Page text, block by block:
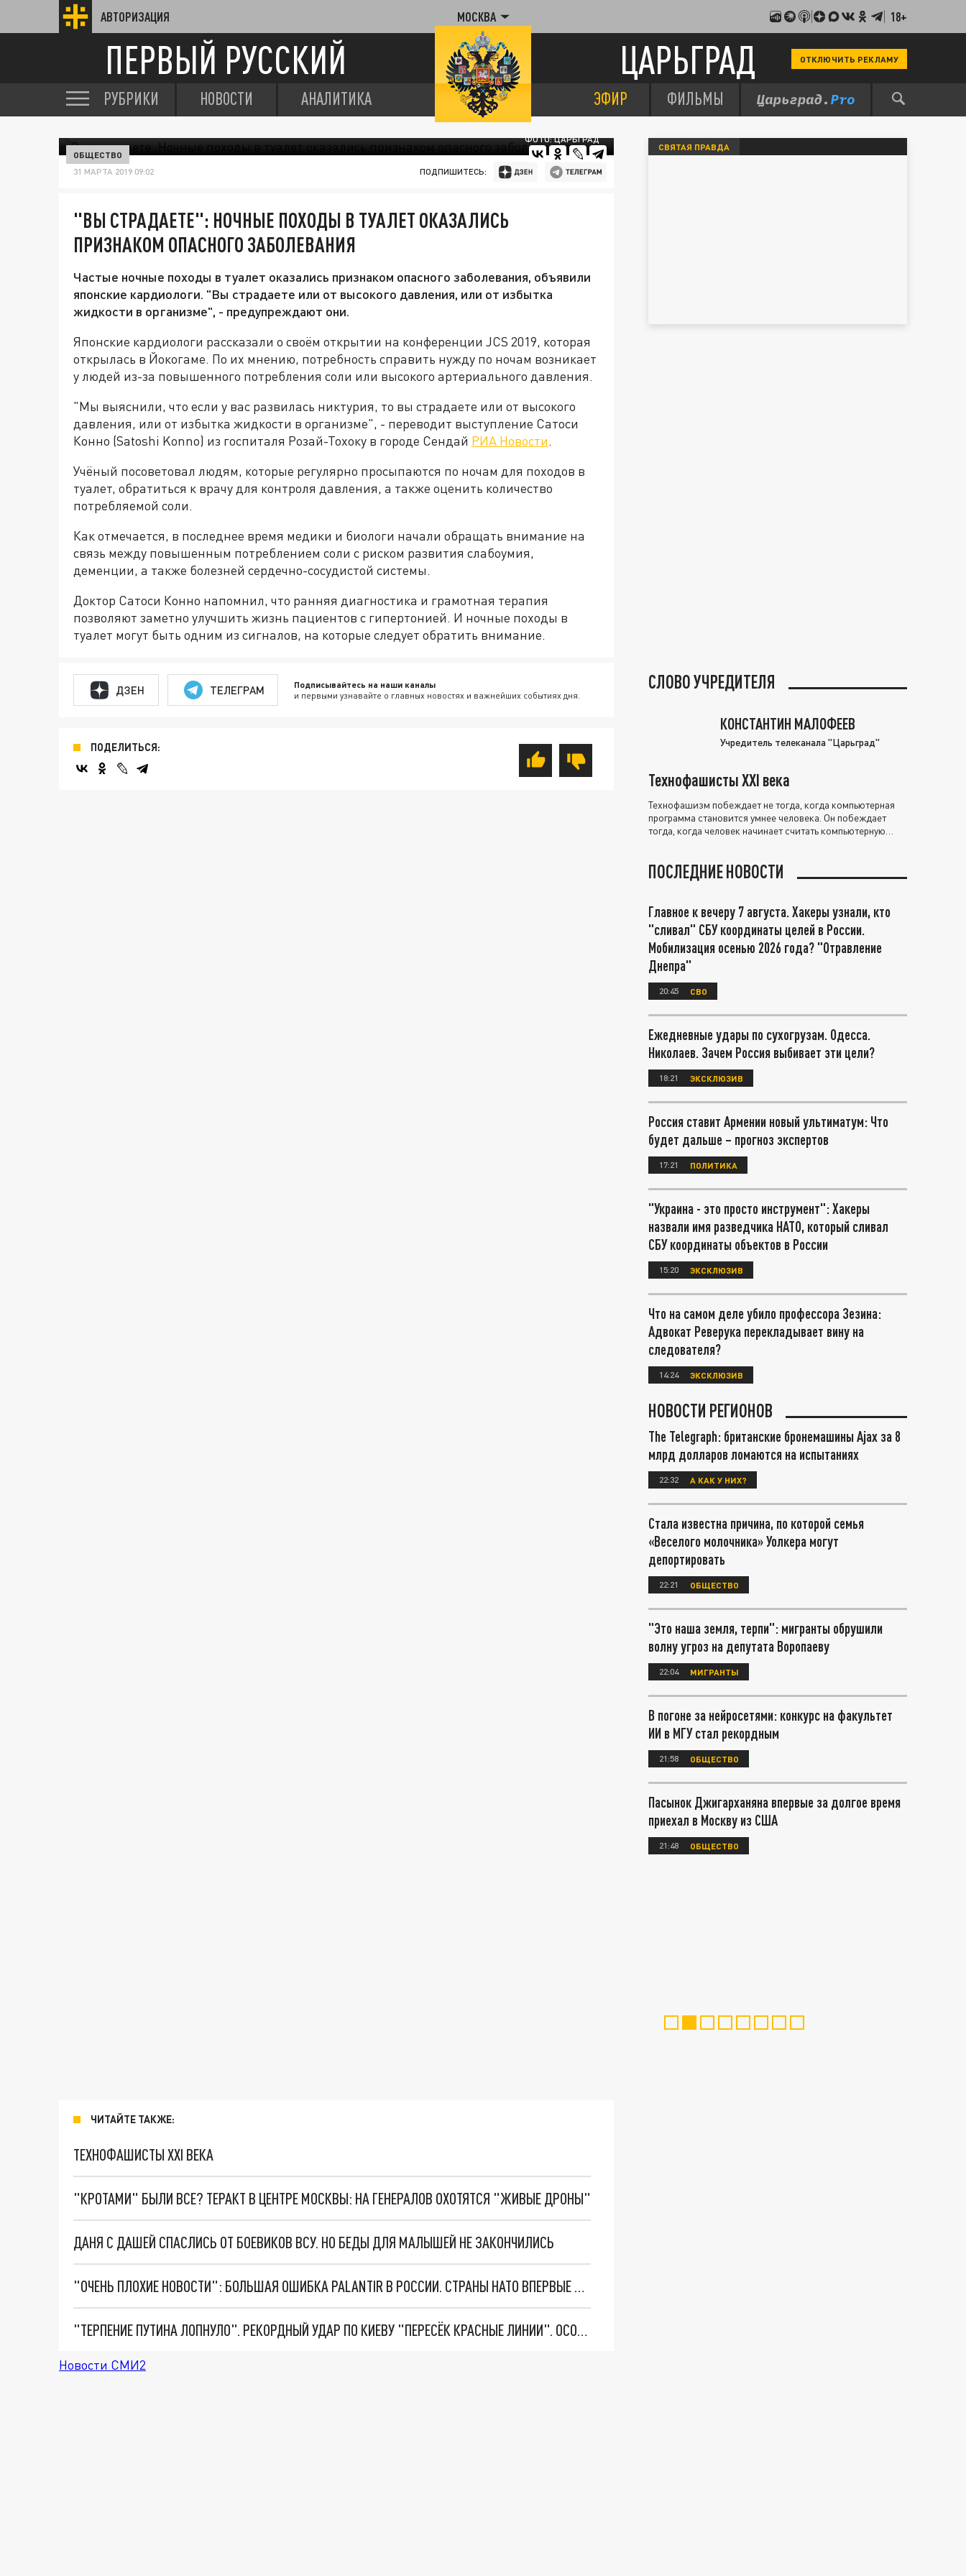
АВТОРИЗАЦИЯ МОСКВА 18+
ПЕРВЫЙ РУССКИЙ ЦАРЬГРАД ОТКЛЮЧИТЬ РЕКЛАМУ
РУБРИКИ НОВОСТИ АНАЛИТИКА ЭФИР ФИЛЬМЫ
ФОТО: ЦАРЬГРАД
ОБЩЕСТВО
31 МАРТА 2019 09:02 ПОДПИШИТЕСЬ:
"ВЫ СТРАДАЕТЕ": НОЧНЫЕ ПОХОДЫ В ТУАЛЕТ ОКАЗАЛИСЬ
ПРИЗНАКОМ ОПАСНОГО ЗАБОЛЕВАНИЯ
Частые ночные походы в туалет оказались признаком опасного заболевания, объявили
японские кардиологи. "Вы страдаете или от высокого давления, или от избытка
жидкости в организме", - предупреждают они.
Японские кардиологи рассказали о своём открытии на конференции JCS 2019, которая
открылась в Йокогаме. По их мнению, потребность справить нужду по ночам возникает
у людей из-за повышенного потребления соли или высокого артериального давления.
"Мы выяснили, что если у вас развилась никтурия, то вы страдаете или от высокого
давления, или от избытка жидкости в организме", - переводит выступление Сатоси
Конно (Satoshi Konno) из госпиталя Розай-Тохоку в городе Сендай РИА Новости.
Учёный посоветовал людям, которые регулярно просыпаются по ночам для походов в
туалет, обратиться к врачу для контроля давления, а также оценить количество
потребляемой соли.
Как отмечается, в последнее время медики и биологи начали обращать внимание на
связь между повышенным потреблением соли с риском развития слабоумия,
деменции, а также болезней сердечно-сосудистой системы.
Доктор Сатоси Конно напомнил, что ранняя диагностика и грамотная терапия
позволяют заметно улучшить жизнь пациентов с гипертонией. И ночные походы в
туалет могут быть одним из сигналов, на которые следует обратить внимание.
ДЗЕН ТЕЛЕГРАМ Подписывайтесь на наши каналы
и первыми узнавайте о главных новостях и важнейших событиях дня.
ПОДЕЛИТЬСЯ:
ЧИТАЙТЕ ТАКЖЕ:
ТЕХНОФАШИСТЫ XXI ВЕКА
"КРОТАМИ" БЫЛИ ВСЕ? ТЕРАКТ В ЦЕНТРЕ МОСКВЫ: НА ГЕНЕРАЛОВ ОХОТЯТСЯ "ЖИВЫЕ ДРОНЫ"
ДАНЯ С ДАШЕЙ СПАСЛИСЬ ОТ БОЕВИКОВ ВСУ. НО БЕДЫ ДЛЯ МАЛЫШЕЙ НЕ ЗАКОНЧИЛИСЬ
"ОЧЕНЬ ПЛОХИЕ НОВОСТИ": БОЛЬШАЯ ОШИБКА PALANTIR В РОССИИ. СТРАНЫ НАТО ВПЕРВЫЕ ЗА СВО ОСТАНОВИЛИ ПОСТАВКИ ОРУЖИЯ. ВСУ ТЕРЯЮТ ПРИГРАНИЧЬЕ?
"ТЕРПЕНИЕ ПУТИНА ЛОПНУЛО". РЕКОРДНЫЙ УДАР ПО КИЕВУ "ПЕРЕСЁК КРАСНЫЕ ЛИНИИ". ОСОБЫЕ СПЕЦЫ КНДР НА ЛБС? ТАЙНЫЕ ПЕРЕГОВОРЫ ЕВРОПЫ И МОСКВЫ
Новости СМИ2
СВЯТАЯ ПРАВДА
СЛОВО УЧРЕДИТЕЛЯ
КОНСТАНТИН МАЛОФЕЕВ
Учредитель телеканала "Царьград"
Технофашисты XXI века
Технофашизм побеждает не тогда, когда компьютерная
программа становится умнее человека. Он побеждает
тогда, когда человек начинает считать компьютерную
ПОСЛЕДНИЕ НОВОСТИ
Главное к вечеру 7 августа. Хакеры узнали, кто
"сливал" СБУ координаты целей в России.
Мобилизация осенью 2026 года? "Отравление
Днепра"
20:45 СВО
Ежедневные удары по сухогрузам. Одесса.
Николаев. Зачем Россия выбивает эти цели?
18:21 ЭКСКЛЮЗИВ
Россия ставит Армении новый ультиматум: Что
будет дальше – прогноз экспертов
17:21 ПОЛИТИКА
"Украина - это просто инструмент": Хакеры
назвали имя разведчика НАТО, который сливал
СБУ координаты объектов в России
15:20 ЭКСКЛЮЗИВ
Что на самом деле убило профессора Зезина:
Адвокат Реверука перекладывает вину на
следователя?
14:24 ЭКСКЛЮЗИВ
НОВОСТИ РЕГИОНОВ
The Telegraph: британские бронемашины Ajax за 8
млрд долларов ломаются на испытаниях
22:32 А КАК У НИХ?
Стала известна причина, по которой семья
«Веселого молочника» Уолкера могут
депортировать
22:21 ОБЩЕСТВО
"Это наша земля, терпи": мигранты обрушили
волну угроз на депутата Воропаеву
22:04 МИГРАНТЫ
В погоне за нейросетями: конкурс на факультет
ИИ в МГУ стал рекордным
21:58 ОБЩЕСТВО
Пасынок Джигарханяна впервые за долгое время
приехал в Москву из США
21:48 ОБЩЕСТВО